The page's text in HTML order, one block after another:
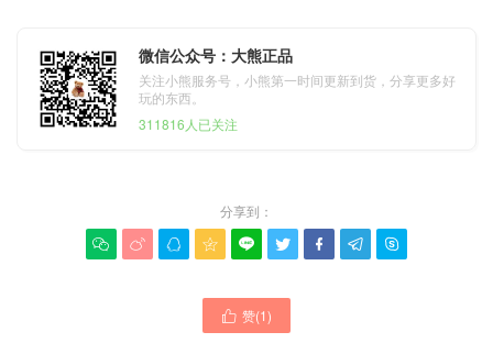
微信公众号：大熊正品
关注小熊服务号，小熊第一时间更新到货，分享更多好
玩的东西。
311816人已关注
分享到：
        
 赞(1)